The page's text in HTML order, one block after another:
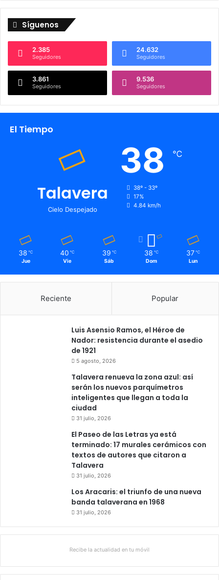
Síguenos
2.385
Seguidores
24.632
Seguidores
3.861
Seguidores
9.536
Seguidores
El Tiempo
Talavera
Cielo Despejado
38 ℃
38º - 33º
17%
4.84 km/h
38 ℃
Jue
40 ℃
Vie
39 ℃
Sáb
38 ℃
Dom
37 ℃
Lun
Reciente Popular
Luis Asensio Ramos, el Héroe de
Nador: resistencia durante el asedio
de 1921
5 agosto, 2026
Talavera renueva la zona azul: así
serán los nuevos parquímetros
inteligentes que llegan a toda la
ciudad
31 julio, 2026
El Paseo de las Letras ya está
terminado: 17 murales cerámicos con
textos de autores que citaron a
Talavera
31 julio, 2026
Los Aracaris: el triunfo de una nueva
banda talaverana en 1968
31 julio, 2026
Recibe la actualidad en tu móvil